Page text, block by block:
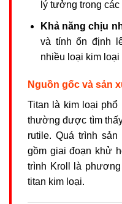
lý tưởng trong
Khả năng chịu
và tính ổn định
nhiều loại kim loại
Nguồn gốc và sản
Titan là kim loại
thường được tìm
rutile. Quá trình
gồm giai đoạn khử
trình Kroll là
titan kim loại.